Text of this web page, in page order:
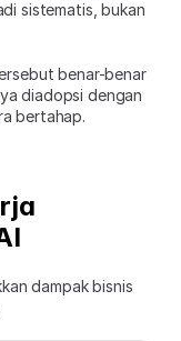
sistematis, bukan
benar-benar
diadopsi dengan
bertahap.
dampak bisnis